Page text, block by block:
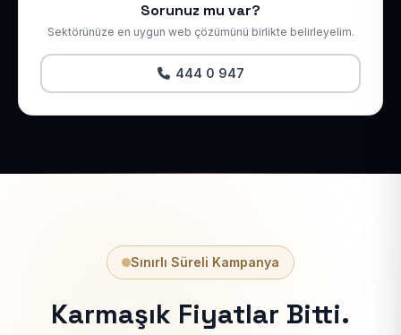
Sorunuz mu var?
Sektörünüze en uygun web çözümünü birlikte belirleyelim.
444 0 947
Sınırlı Süreli Kampanya
Karmaşık Fiyatlar Bitti.